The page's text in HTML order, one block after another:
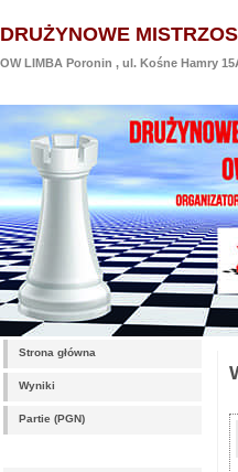
DRUŻYNOWE
OW LIMBA Poronin , ul. Kośne Hamry
Strona główna
Wyniki
Partie (PGN)